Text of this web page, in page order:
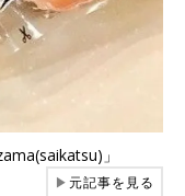
」
▶元記事を見る